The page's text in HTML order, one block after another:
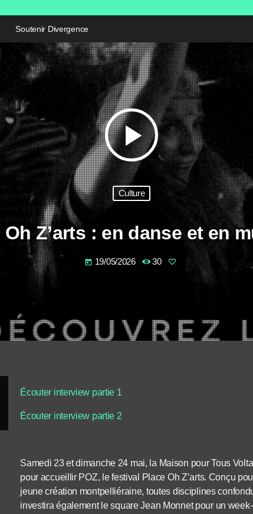
Soutenir Divergence
play_arrow
Culture
Oh Z’arts : en danse et en
today 19/05/2026 30
Écouter interview partie 1
Écouter interview partie 2
Samedi 23 et dimanche 24 mai, la Maison pour Tous
pour accueillir POZ, le festival Place Oh Z’arts. Conçu
jeune création montpelliéraine, toutes disciplines
investira également le square Jean Monnet pour un